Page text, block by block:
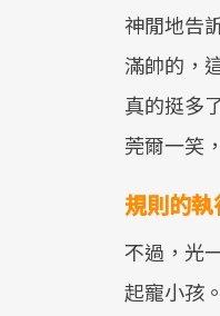
神閒地告
滿帥的，
真的挺多
莞爾一笑
規則的
不過，光
起寵小孩